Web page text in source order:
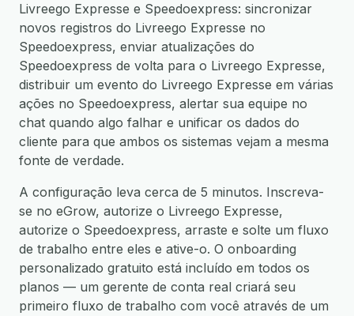
Livreego Expresse e Speedoexpress: sincronizar
novos registros do Livreego Expresse no
Speedoexpress, enviar atualizações do
Speedoexpress de volta para o Livreego Expresse,
distribuir um evento do Livreego Expresse em várias
ações no Speedoexpress, alertar sua equipe no
chat quando algo falhar e unificar os dados do
cliente para que ambos os sistemas vejam a mesma
fonte de verdade.
A configuração leva cerca de 5 minutos. Inscreva-
se no eGrow, autorize o Livreego Expresse,
autorize o Speedoexpress, arraste e solte um fluxo
de trabalho entre eles e ative-o. O onboarding
personalizado gratuito está incluído em todos os
planos — um gerente de conta real criará seu
primeiro fluxo de trabalho com você através de um